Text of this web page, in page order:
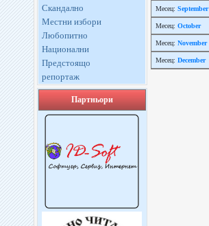
Скандално
Местни избори
Любопитно
Национални
Предстоящо
репортаж
Партньори
Месец: September
Месец: October
Месец: November
Месец: December